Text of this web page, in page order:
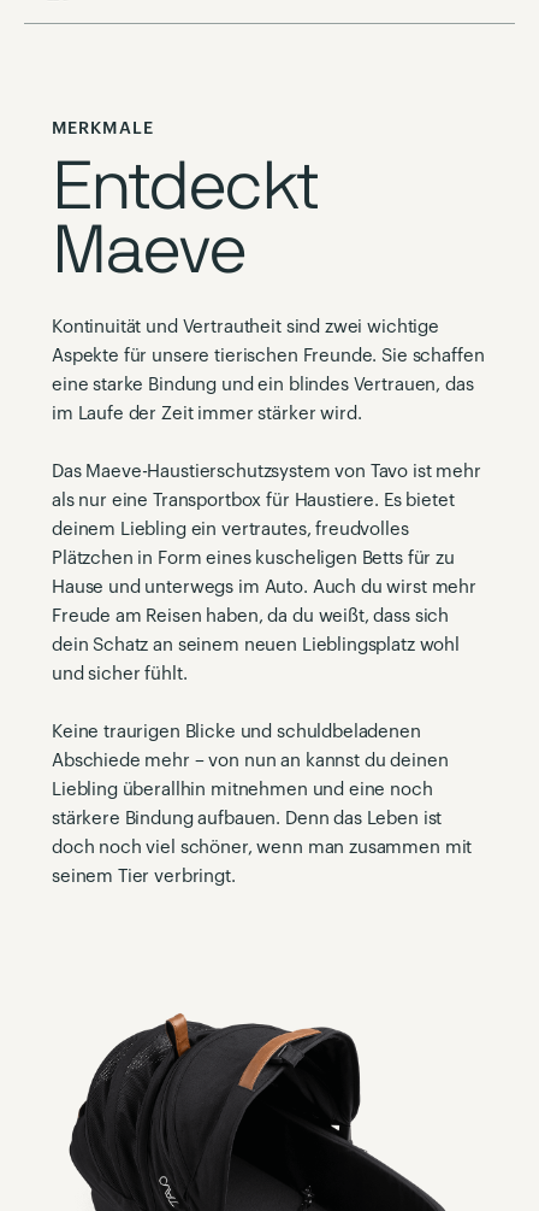
MERKMALE
Entdeckt
Maeve
Kontinuität und Vertrautheit sind zwei wichtige
Aspekte für unsere tierischen Freunde. Sie schaffen
eine starke Bindung und ein blindes Vertrauen, das
im Laufe der Zeit immer stärker wird.
Das Maeve-Haustierschutzsystem von Tavo ist mehr
als nur eine Transportbox für Haustiere. Es bietet
deinem Liebling ein vertrautes, freudvolles
Plätzchen in Form eines kuscheligen Betts für zu
Hause und unterwegs im Auto. Auch du wirst mehr
Freude am Reisen haben, da du weißt, dass sich
dein Schatz an seinem neuen Lieblingsplatz wohl
und sicher fühlt.
Keine traurigen Blicke und schuldbeladenen
Abschiede mehr – von nun an kannst du deinen
Liebling überallhin mitnehmen und eine noch
stärkere Bindung aufbauen. Denn das Leben ist
doch noch viel schöner, wenn man zusammen mit
seinem Tier verbringt.